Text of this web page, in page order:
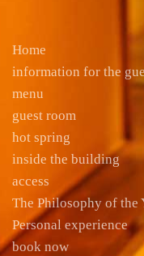
Home
information for the
menu
guest room
hot spring
inside the building
access
The Philosophy of the
Personal experience
book now